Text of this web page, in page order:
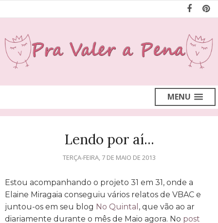
MENU
Lendo por aí...
TERÇA-FEIRA, 7 DE MAIO DE 2013
Estou acompanhando o projeto 31 em 31, onde a
Elaine Miragaia conseguiu vários relatos de VBAC e
juntou-os em seu blog No Quintal , que vão ao ar
diariamente durante o mês de Maio agora. No post